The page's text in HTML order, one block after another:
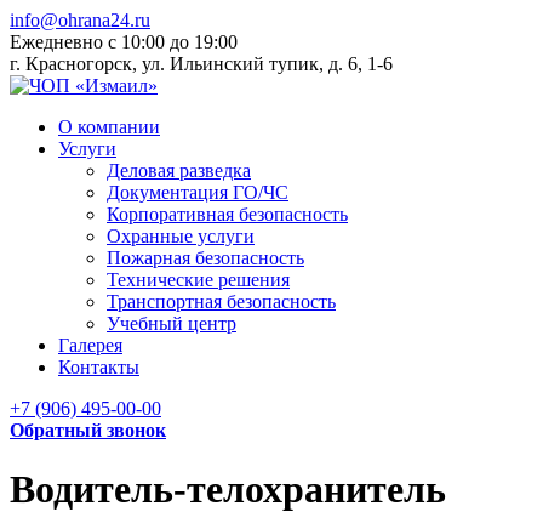
info@ohrana24.ru
Ежедневно c 10:00 до 19:00
г. Красногорск, ул. Ильинский тупик, д. 6, 1-6
О компании
Услуги
Деловая разведка
Документация ГО/ЧС
Корпоративная безопасность
Охранные услуги
Пожарная безопасность
Технические решения
Транспортная безопасность
Учебный центр
Галерея
Контакты
+7 (906) 495-00-00
Обратный звонок
Водитель-телохранитель